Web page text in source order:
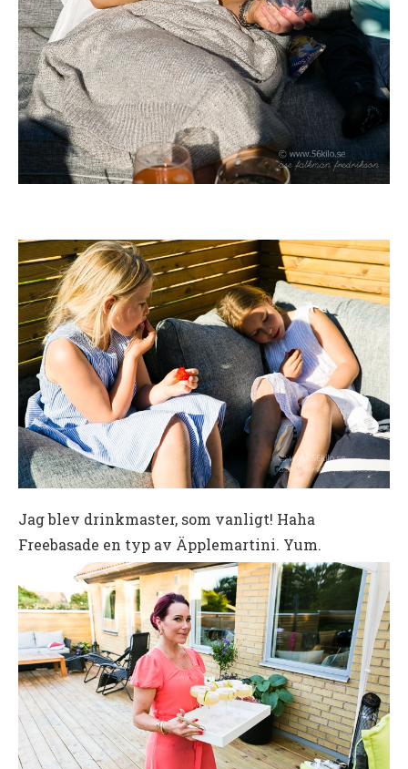
Jag blev drinkmaster, som vanligt! Haha
Freebasade en typ av Äpplemartini. Yum.